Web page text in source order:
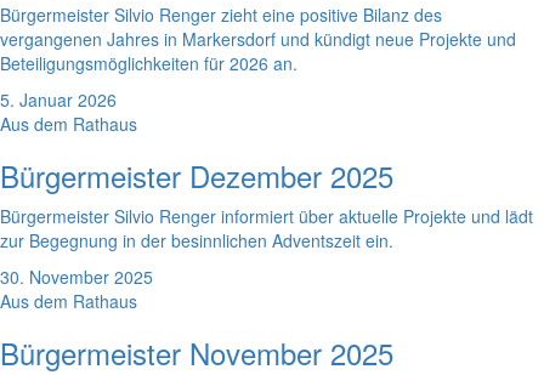
Bürgermeister Silvio Renger zieht eine positive Bilanz des
vergangenen Jahres in Markersdorf und kündigt neue Projekte und
Beteiligungsmöglichkeiten für 2026 an.
5. Januar 2026
Aus dem Rathaus
Bürgermeister Dezember 2025
Bürgermeister Silvio Renger informiert über aktuelle Projekte und lädt
zur Begegnung in der besinnlichen Adventszeit ein.
30. November 2025
Aus dem Rathaus
Bürgermeister November 2025